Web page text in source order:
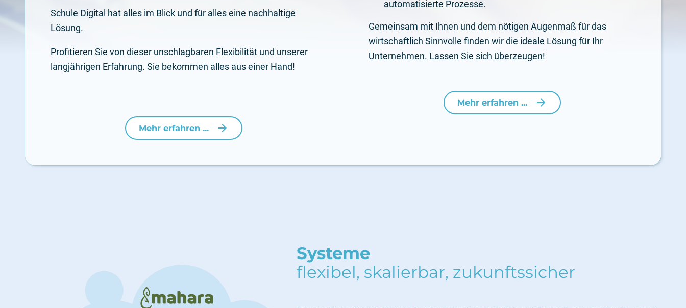
Schule Digital hat alles im Blick und für alles eine nachhaltige
Lösung.
Profitieren Sie von dieser unschlagbaren Flexibilität und unserer
langjährigen Erfahrung. Sie bekommen alles aus einer Hand!
Mehr erfahren ... arrow_forward
automatisierte Prozesse.
Gemeinsam mit Ihnen und dem nötigen Augenmaß für das
wirtschaftlich Sinnvolle finden wir die ideale Lösung für Ihr
Unternehmen. Lassen Sie sich überzeugen!
Mehr erfahren ... arrow_forward
Systeme
flexibel, skalierbar, zukunftssicher